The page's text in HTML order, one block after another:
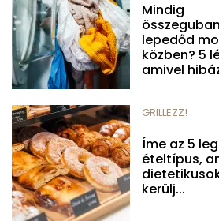
Mindig
lepedőd
közben? 5
amivel
GRILLEZZ!
Íme az 5
ételtípus,
kerülj...